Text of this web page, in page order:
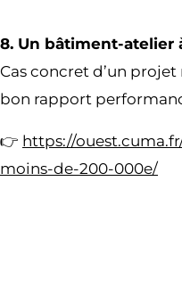
8. Un bâtiment-atelier
Cas concret d’un
bon rapport
👉 https://
moins-de-200-000e/